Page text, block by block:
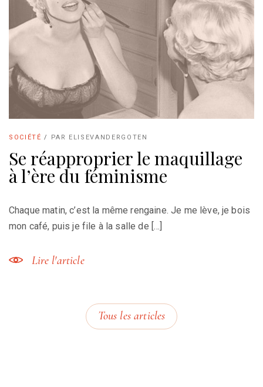
SOCIÉTÉ / PAR ELISEVANDERGOTEN
Se réapproprier le maquillage
à l’ère du féminisme
Chaque matin, c’est la même rengaine. Je me lève, je bois
mon café, puis je file à la salle de […]
Lire l'article
Tous les articles